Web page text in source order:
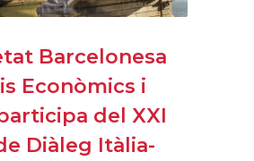
Barcelonesa
Econòmics i
del XXI
Diàleg Itàlia-